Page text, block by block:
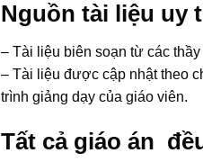
Nguồn tài liệu uy
– Tài liệu biên soạn từ các
– Tài liệu được cập nhật theo
trình giảng dạy của giáo viên.
Tất cả giáo án